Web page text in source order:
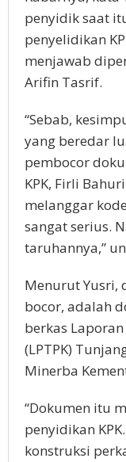
penyidik saat
penyelidikan
menjawab
Arifin Tasrif.
“Sebab,
yang beredar
pembocor
KPK, Firli
melanggar
sangat serius.
taruhannya,”
Menurut Yusri,
bocor, adalah
berkas
(LPTPK)
Minerba
“Dokumen itu
penyidikan
konstruksi